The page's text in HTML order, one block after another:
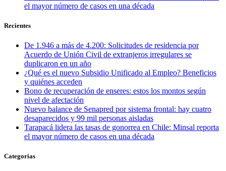
el mayor número de casos en una década
Recientes
De 1.946 a más de 4.200: Solicitudes de residencia por
Acuerdo de Unión Civil de extranjeros irregulares se
duplicaron en un año
¿Qué es el nuevo Subsidio Unificado al Empleo? Beneficios
y quiénes acceden
Bono de recuperación de enseres: estos los montos según
nivel de afectación
Nuevo balance de Senapred por sistema frontal: hay cuatro
desaparecidos y 99 mil personas aisladas
Tarapacá lidera las tasas de gonorrea en Chile: Minsal reporta
el mayor número de casos en una década
Categorias